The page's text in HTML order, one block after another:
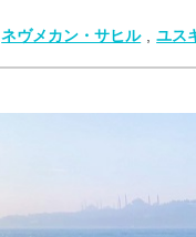
ネヴメカン・サヒル ユス